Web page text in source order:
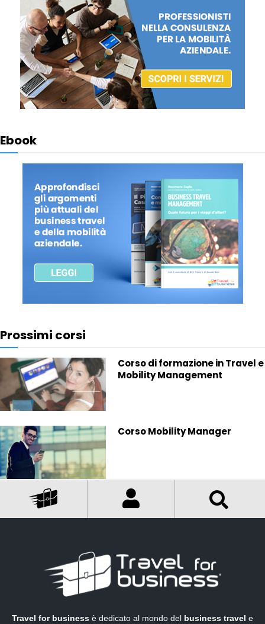
Ebook
Prossimi corsi
Corso di formazione in Travel e
Mobility Management
Corso Mobility Manager
Travel for business è dedicato al mondo del business travel e